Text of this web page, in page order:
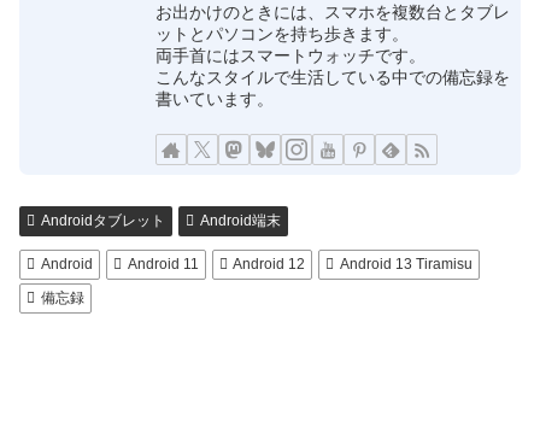
お出かけのときには、スマホを複数台とタブレ
ットとパソコンを持ち歩きます。
両手首にはスマートウォッチです。
こんなスタイルで生活している中での備忘録を
書いています。
Androidタブレット Android端末
Android Android 11 Android 12
Android 13 Tiramisu
備忘録